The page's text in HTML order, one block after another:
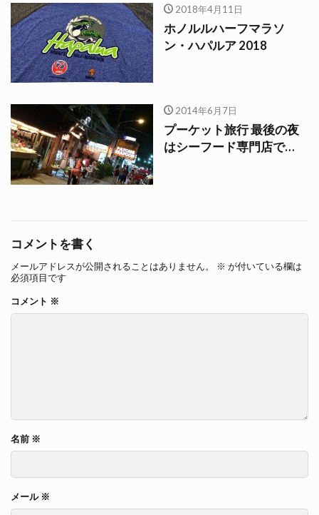
2018年4月11日
ホノルルハーフマラソ
ン・ハパルア 2018
2014年6月7日
プーケット旅行 最後の夜
はシーフード専門店で…
コメントを書く
メールアドレスが公開されることはありません。 ※ が付いている欄は
必須項目です
コメント ※
名前 ※
メール ※